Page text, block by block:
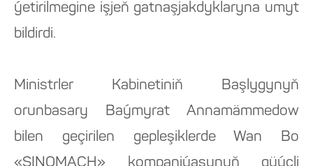
ýetirilmegine işjeň gatnaşjakdyklaryna umyt
bildirdi.
Ministrler Kabinetiniň Başlygynyň
orunbasary Baýmyrat Annamämmedow
bilen geçirilen gepleşiklerde Wan Bo